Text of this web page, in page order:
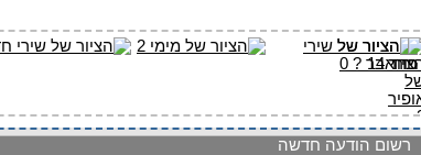
רשום הודעה חדשה